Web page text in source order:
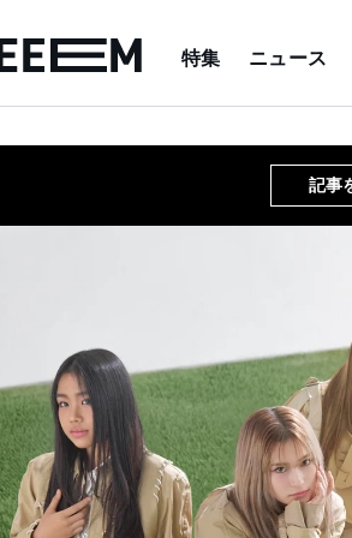
特集 ニュース
記事